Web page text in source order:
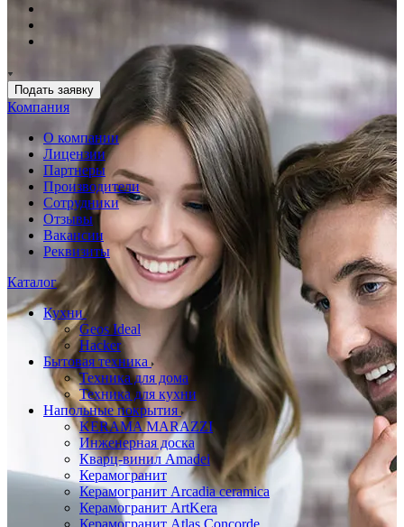
Подать заявку
Компания
О компании
Лицензии
Партнеры
Производители
Сотрудники
Отзывы
Вакансии
Реквизиты
Каталог
Кухни
Geos Ideal
Hacker
Бытовая техника
Техника для дома
Техника для кухни
Напольные покрытия
KERAMA MARAZZI
Инженерная доска
Кварц-винил Amadei
Керамогранит
Керамогранит Arcadia ceramica
Керамогранит ArtKera
Керамогранит Atlas Concorde